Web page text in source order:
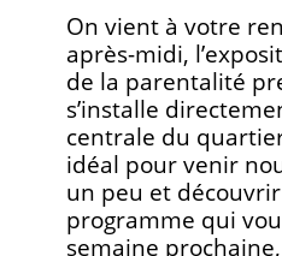
On vient à votre
après-midi,
de la parentalité
s’installe
centrale du
idéal pour venir
un peu et
programme qui
semaine